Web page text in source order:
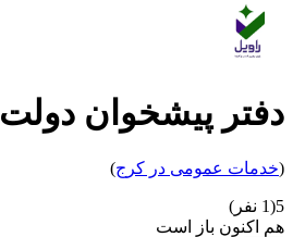
دفتر پیشخوان دولت
(خدمات عمومی در کرج)
5
(
1 نفر)
هم اکنون باز است